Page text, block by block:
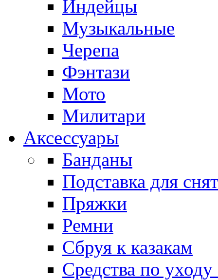
Индейцы
Музыкальные
Черепа
Фэнтази
Мото
Милитари
Аксессуары
Банданы
Подставка для
Пряжки
Ремни
Сбруя к казакам
Средства по